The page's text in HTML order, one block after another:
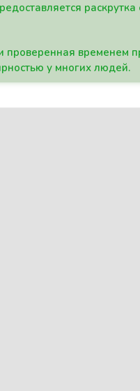
временем
у многих людей.